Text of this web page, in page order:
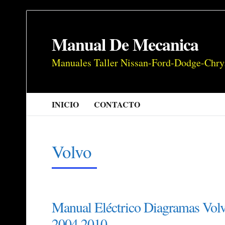
Manual De Mecanica
Manuales Taller Nissan-Ford-Dodge-
INICIO CONTACTO
Volvo
Manual Eléctrico Diagramas